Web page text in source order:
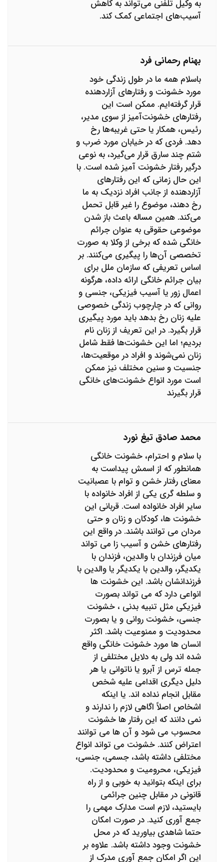
به وکیل تلفنی می‌تواند به کاهش
آسیب‌های اجتماعی کمک کند.
بهنام رحمانی فرد
باسلام همه ما در طول زندگی خود
مورد خشونت و رفتارهای آزاردهنده
قرار گرفته‌ایم. ممکن است این
رفتارهای خشونت‌آمیز از سوی مدیر،
رئیس، همکار یا حتی غریبه‌ها رخ
دهد. فردی که در خیابان مورد ضرب و
شتم چند سارق قرار می‌گیرد، به نوعی
درگیر رفتار خشونت آمیز شده است. با
این حال زمانی که این رفتارهای
آزاردهنده از جانب افراد نزدیک به ما
رخ دهند، موضوع را غیر قابل تحمل
می‌کند. همین مساله باعث باز شدن
موضوعی حقوقی به عنوان جرائم
خانگی شده که برخی از وکلا به صورت
تخصصی آن‌ها را پیگیری می‌کنند. بر
اساس تعریفی که سازمان ملل برای
بیان جرائم خانگی ارائه داده، هرگونه
اعمال زور یا آسیب فیزیکی، جنسی و
روانی که در چارچوب زندگی خصوصی
علیه زنان رخ بدهد باید مورد پیگیری
قرار بگیرد. در این تعریف از زنان نام
بردیم؛ اما این خشونت‌ها فقط شامل
زنان نمی‌شوند و افراد در موقعیت‌ها،
جنسیت و سنین مختلف نیز ممکن
است مورد انواع خشونت‌های خانگی
قرار بگیرند
محمد صادق تیغ نورد
با سلام و احترام، خشونت خانگی
همانطور که از اسمش پیداست به
معنای رفتار خشن و توام با عصبانیت
و سلطه گری یکی از افراد خانواده با
سایر افراد خانواده است. قربانی این
خشونت ها، کودکان و زنان و حتی
مردان می توانند باشند. در واقع این
رفتارهای خشن و آسیب زا می تواند
میان فرزندان با والدین، فزندان با
یکدیگر، والدین با یکدیگر یا والدین با
فرزندانشان باشد. این خشونت ها
انواعی دارد که می تواند بصورت
فیزیکی مثل تنبیه بدنی ، خشونت
جنسی، خشونت روانی و یا بصورت
محدودیت و ممنوعیت باشد. اکثر
انسان ها مورد خشونت خانگی واقع
شده اند ولی به دلایل مختلفی از
جمله ترس از آبرو یا ناتوانی یا هر
دلیل دیگری اقدامی علیه شخص
مقابل انجام نداده اند. یا اینکه
اشخاص اصلاً اگاهی لازم را ندارند و
نمی دانند که این رفتار ها خشونت
محسوب می شود و آن ها می توانند
اعتراض کنند. خشونت می تواند انواع
مختلفی داشته باشد، جسمی، جنسی،
فیزیکی، محرومیت و محدودیت.
برای اینکه بتوانید به خوبی و از راه
قانونی در مقابل چنین جرائمی
بایستید، لازم است مدارک مهمی را
جمع آوری کنید. در صورت امکان
حتما شاهدی بیاورید که در محل
خشونت وجود داشته باشد. علاوه بر
این اگر امکان جمع آوری مدرک از